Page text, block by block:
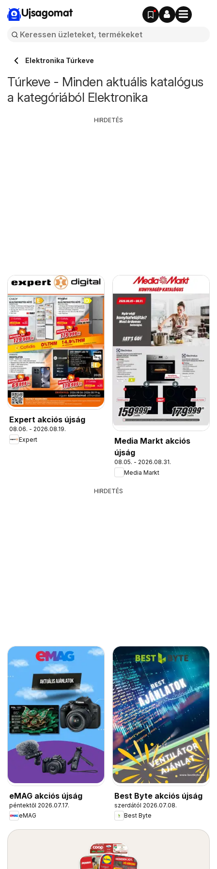
Ujsagomat
Elektronika Túrkeve
Túrkeve - Minden aktuális katalógus
a kategóriából Elektronika
Expert akciós újság
08.06. - 2026.08.19.
Expert
Media Markt akciós
újság
08.05. - 2026.08.31.
Media Markt
HIRDETÉS
HIRDETÉS
eMAG akciós újság
péntektől 2026.07.17.
eMAG
Best Byte akciós újság
szerdától 2026.07.08.
Best Byte